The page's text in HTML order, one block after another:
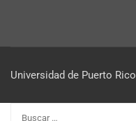
Universidad de Puerto Rico